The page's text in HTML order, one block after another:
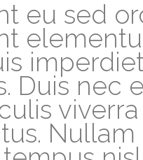
eu sed
Duis nec
Nullam